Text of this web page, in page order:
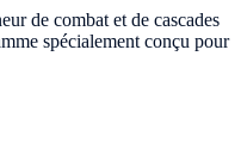
de combat et de cascades
spécialement conçu pour